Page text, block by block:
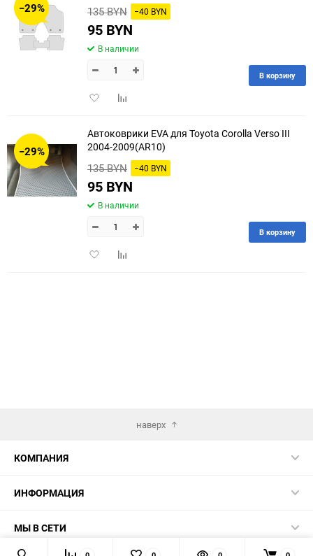
−29% 135 BYN −40 BYN
95 BYN
В наличии
ДобавитьДобавить
В корзину
−29%
Автоковрики EVA для Toyota Corolla Verso III
2004-2009(AR10)
135 BYN −40 BYN
95 BYN
В наличии
ДобавитьДобавить
В корзину
наверх
КОМПАНИЯ
ИНФОРМАЦИЯ
МЫ В СЕТИ